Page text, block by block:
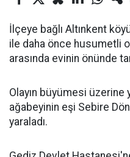
İlçeye bağlı Altınkent
ile daha önce husumetli
arasında evinin önünde
Olayın büyümesi üzerine
ağabeyinin eşi Sebire
yaraladı.